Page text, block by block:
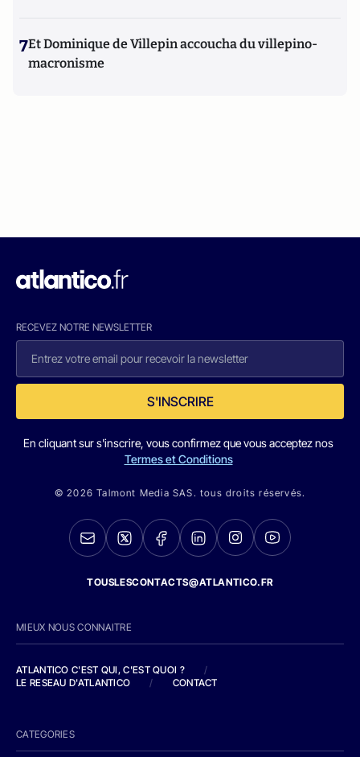
7Et Dominique de Villepin accoucha du villepino-
macronisme
RECEVEZ NOTRE NEWSLETTER
S'INSCRIRE
En cliquant sur s'inscrire, vous confirmez que vous acceptez nos
Termes et Conditions
© 2026 Talmont Media SAS. tous droits réservés.
TOUSLESCONTACTS@ATLANTICO.FR
MIEUX NOUS CONNAITRE
ATLANTICO C'EST QUI, C'EST QUOI ?
/
LE RESEAU D'ATLANTICO
/ CONTACT
CATEGORIES